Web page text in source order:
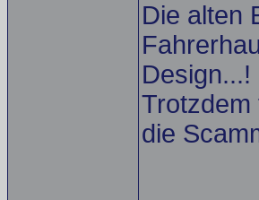
Die alten
Design...!
Trotzdem
die